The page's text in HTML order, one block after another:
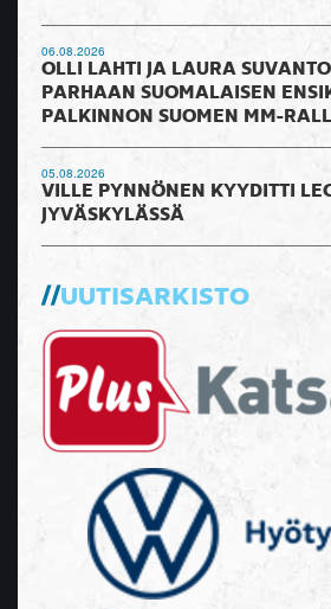
06.08.2026
OLLI LAHTI JA LAURA
PARHAAN SUOMALAISEN
PALKINNON SUOMEN MM-
05.08.2026
VILLE PYNNÖNEN KYYDITTI
JYVÄSKYLÄSSÄ
UUTISARKISTO